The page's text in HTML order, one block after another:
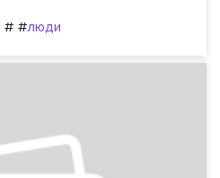
# #люди